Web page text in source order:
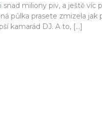
snad miliony piv, a ještě víc
půlka prasete zmizela jak
kamarád DJ. A to, […]